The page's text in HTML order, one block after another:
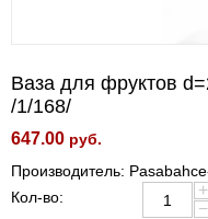
Ваза для фруктов
/1/168/
647.00 руб.
Производитель:
Кол-во:
+
−